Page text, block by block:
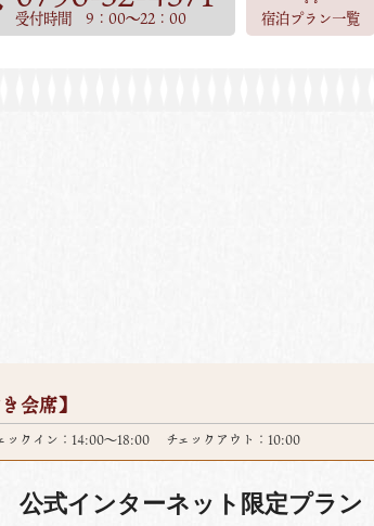
受付時間 9：00～22：00 宿泊プラン一覧
会席】
ックイン：14:00～18:00 チェックアウト：10:00
公式インターネット限定プラン